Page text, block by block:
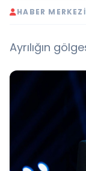
HABER MERKEZI
Ayrılığın